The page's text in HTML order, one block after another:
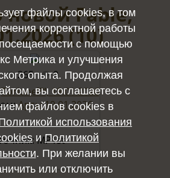
новой Fable,
(10)
размер -3840x2160/
486.0Kb
265
0
Torionel™, 19.01.2026
Арты 19.01.2026
файлы cookies, в том
корректной работы
с помощью
Метрика и улучшения
опыта. Продолжая
вы соглашаетесь с
файлов cookies в
использования
иПолитикой
. При желании вы
или отключить